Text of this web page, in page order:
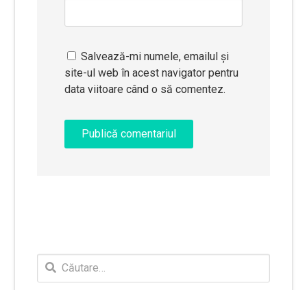
Salvează-mi numele, emailul și
site-ul web în acest navigator pentru
data viitoare când o să comentez.
Caută
după: